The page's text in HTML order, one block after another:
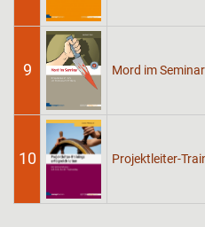
9 Mord im Seminar
10 Projektleiter-